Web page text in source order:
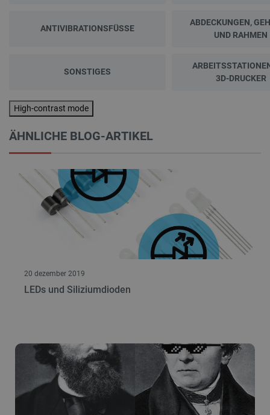
ANTIVIBRATIONSFÜSSE
ABDECKUNGEN,
UND RAHMEN
SONSTIGES
3D-DRUCKER
High-contrast mode
ÄHNLICHE BLOG-ARTIKEL
20 dezember 2019
LEDs und Siliziumdioden